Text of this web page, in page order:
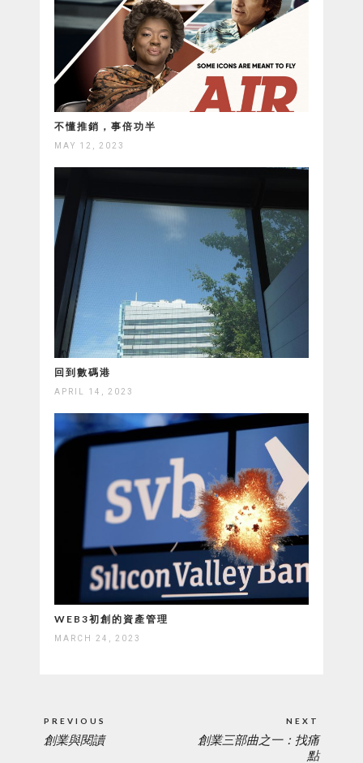
不懂推銷，事倍功半
MAY 12, 2023
回到數碼港
APRIL 14, 2023
WEB3初創的資產管理
MARCH 24, 2023
navigation
PREVIOUS
PREVIOUS
創業與閱讀
NEXT
NEXT
創業三部曲之一：找痛
點